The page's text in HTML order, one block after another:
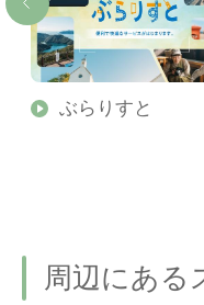
ぶらりすと
周辺にある